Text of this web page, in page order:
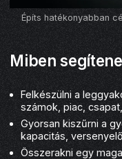
Építs hatékonyabban
Miben
Felkészülni a
számok, piac,
Gyorsan kiszűrni a
kapacitás,
Összerakni egy